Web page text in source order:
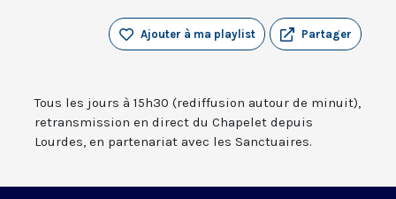
Partager
Ajouter à ma playlist
Tous les jours à 15h30 (rediffusion autour de minuit),
retransmission en direct du Chapelet depuis
Lourdes, en partenariat avec les Sanctuaires.